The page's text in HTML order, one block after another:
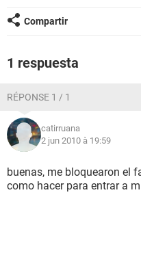
Compartir
1 respuesta
RÉPONSE 1 / 1
catirruana
2 jun 2010 à 19:59
buenas, me bloquearon el
como hacer para entrar a